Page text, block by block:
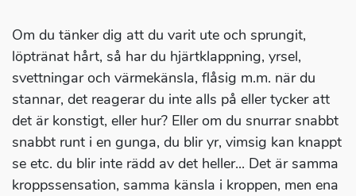
Om du tänker dig att du varit ute och sprungit,
löptränat hårt, så har du hjärtklappning, yrsel,
svettningar och värmekänsla, flåsig m.m. när du
stannar, det reagerar du inte alls på eller tycker att
det är konstigt, eller hur? Eller om du snurrar snabbt
snabbt runt i en gunga, du blir yr, vimsig kan knappt
se etc. du blir inte rädd av det heller... Det är samma
kroppssensation, samma känsla i kroppen, men ena